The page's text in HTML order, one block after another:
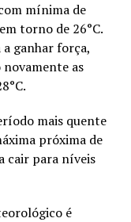
mínima de
torno de 26°C.
ganhar força,
as
mais quente
próxima de
cair para níveis
é